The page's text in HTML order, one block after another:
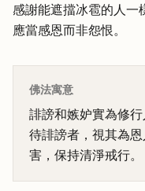
感謝能遮擋冰雹的人一
應當感恩而非怨恨。
佛法寓意
誹謗和嫉妒實為修
待誹謗者，視其為
害，保持清淨戒行。